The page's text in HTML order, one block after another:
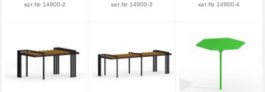
кат.№ 14900-2
кат.№ 14900-3
кат.№ 14900-4